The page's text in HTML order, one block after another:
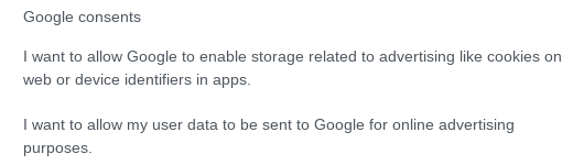
Google consents
I want to allow Google to enable storage related to advertising like cookies on
web or device identifiers in apps.
I want to allow my user data to be sent to Google for online advertising
purposes.